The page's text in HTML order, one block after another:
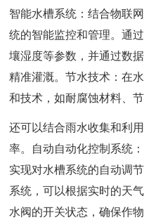
智能水槽系统：结合物联
统的智能监控和管理。通
壤湿度等参数，并通过数
精准灌溉。节水技术：在
和技术，如耐腐蚀材料、
还可以结合雨水收集和利
率。自动自动化控制系统
实现对水槽系统的自动调
系统，可以根据实时的天
水阀的开关状态，确保作